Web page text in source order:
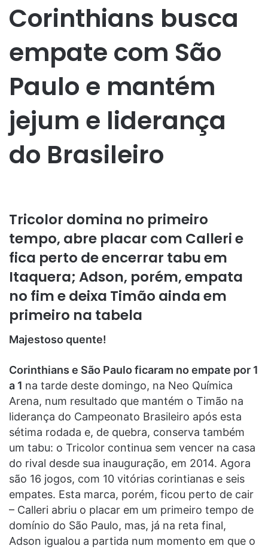
Corinthians busca
empate com São
Paulo e mantém
jejum e liderança
do Brasileiro
Tricolor domina no primeiro
tempo, abre placar com Calleri e
fica perto de encerrar tabu em
Itaquera; Adson, porém, empata
no fim e deixa Timão ainda em
primeiro na tabela
Majestoso quente!
Corinthians e São Paulo ficaram no empate por 1
a 1 na tarde deste domingo, na Neo Química
Arena, num resultado que mantém o Timão na
liderança do Campeonato Brasileiro após esta
sétima rodada e, de quebra, conserva também
um tabu: o Tricolor continua sem vencer na casa
do rival desde sua inauguração, em 2014. Agora
são 16 jogos, com 10 vitórias corintianas e seis
empates. Esta marca, porém, ficou perto de cair
– Calleri abriu o placar em um primeiro tempo de
domínio do São Paulo, mas, já na reta final,
Adson igualou a partida num momento em que o